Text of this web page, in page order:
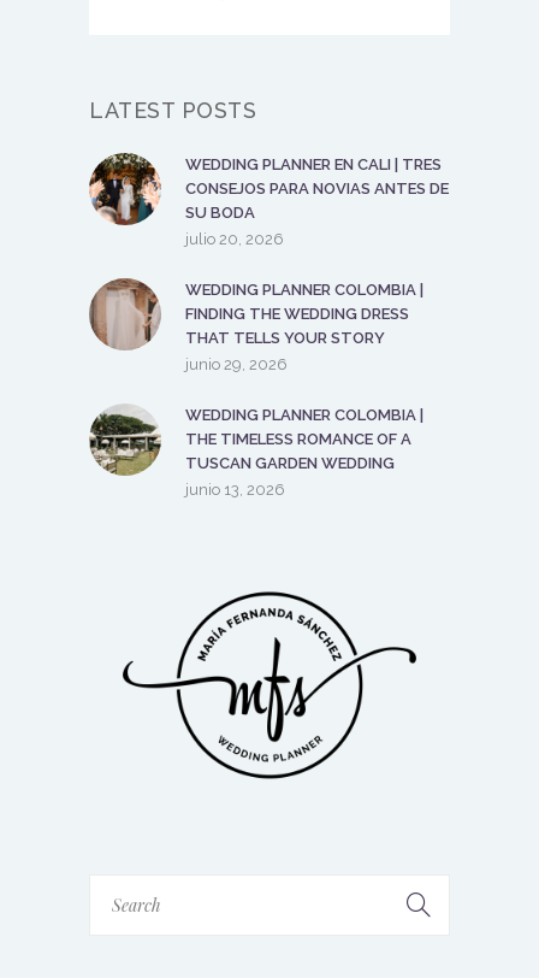
LATEST POSTS
WEDDING PLANNER EN CALI | TRES
CONSEJOS PARA NOVIAS ANTES DE
SU BODA
julio 20, 2026
WEDDING PLANNER COLOMBIA |
FINDING THE WEDDING DRESS
THAT TELLS YOUR STORY
junio 29, 2026
WEDDING PLANNER COLOMBIA |
THE TIMELESS ROMANCE OF A
TUSCAN GARDEN WEDDING
junio 13, 2026